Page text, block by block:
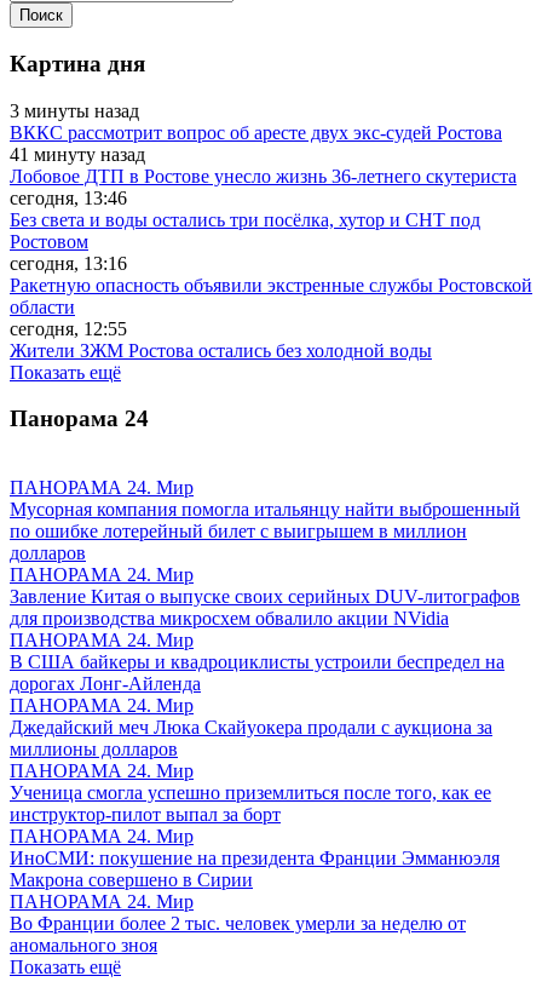
Картина дня
3 минуты назад
ВККС рассмотрит вопрос об аресте двух экс-судей Ростова
41 минуту назад
Лобовое ДТП в Ростове унесло жизнь 36-летнего скутериста
сегодня, 13:46
Без света и воды остались три посёлка, хутор и СНТ под
Ростовом
сегодня, 13:16
Ракетную опасность объявили экстренные службы Ростовской
области
сегодня, 12:55
Жители ЗЖМ Ростова остались без холодной воды
Показать ещё
Панорама 24
ПАНОРАМА 24. Мир
Мусорная компания помогла итальянцу найти выброшенный
по ошибке лотерейный билет с выигрышем в миллион
долларов
ПАНОРАМА 24. Мир
Завление Китая о выпуске своих серийных DUV-литографов
для производства микросхем обвалило акции NVidia
ПАНОРАМА 24. Мир
В США байкеры и квадроциклисты устроили беспредел на
дорогах Лонг-Айленда
ПАНОРАМА 24. Мир
Джедайский меч Люка Скайуокера продали с аукциона за
миллионы долларов
ПАНОРАМА 24. Мир
Ученица смогла успешно приземлиться после того, как ее
инструктор-пилот выпал за борт
ПАНОРАМА 24. Мир
ИноСМИ: покушение на президента Франции Эмманюэля
Макрона совершено в Сирии
ПАНОРАМА 24. Мир
Во Франции более 2 тыс. человек умерли за неделю от
аномального зноя
Показать ещё